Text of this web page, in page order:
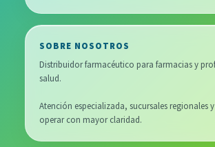
SOBRE NOSOTROS
Distribuidor farmacéutico para farmacias y
salud.
Atención especializada, sucursales regionales
operar con mayor claridad.